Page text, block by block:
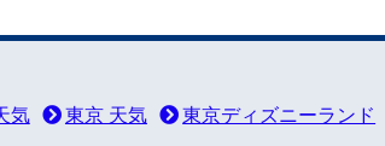
気 東京 天気
東京ディズニーランド